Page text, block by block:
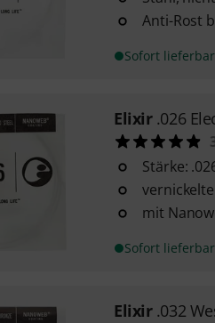
Anti-Rost
Sofort lieferbar
Elixir .026
Stärke:
mit
Sofort lieferbar
Elixir .032